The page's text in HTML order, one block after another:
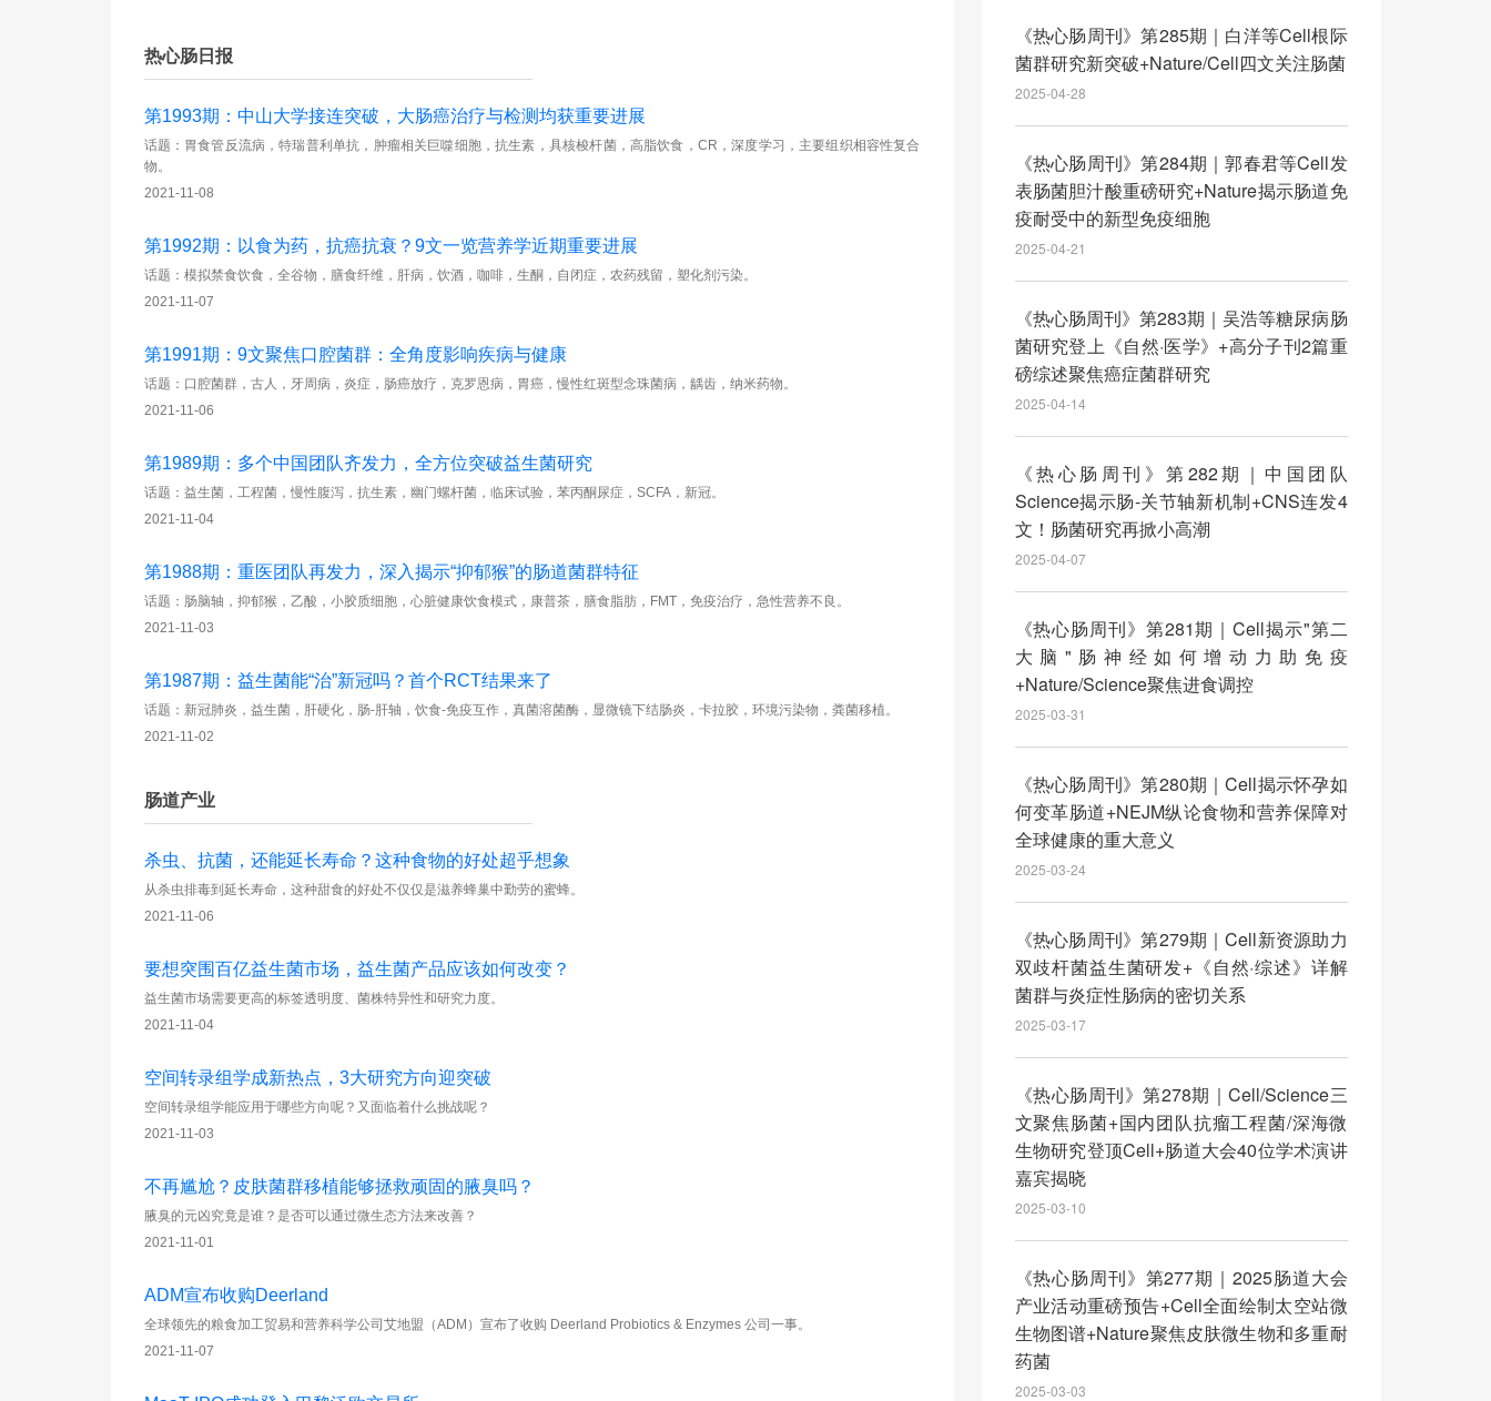
热心肠日报
第1993期：中山大学接连突破，大肠癌治疗与检测均获重要进展
话题：胃食管反流病，特瑞普利单抗，肿瘤相关巨噬细胞，抗生素，具核梭杆菌，高脂饮食，CR，深度学习，主要组织相容性复合
物。
2021-11-08
第1992期：以食为药，抗癌抗衰？9文一览营养学近期重要进展
话题：模拟禁食饮食，全谷物，膳食纤维，肝病，饮酒，咖啡，生酮，自闭症，农药残留，塑化剂污染。
2021-11-07
第1991期：9文聚焦口腔菌群：全角度影响疾病与健康
话题：口腔菌群，古人，牙周病，炎症，肠癌放疗，克罗恩病，胃癌，慢性红斑型念珠菌病，龋齿，纳米药物。
2021-11-06
第1989期：多个中国团队齐发力，全方位突破益生菌研究
话题：益生菌，工程菌，慢性腹泻，抗生素，幽门螺杆菌，临床试验，苯丙酮尿症，SCFA，新冠。
2021-11-04
第1988期：重医团队再发力，深入揭示“抑郁猴”的肠道菌群特征
话题：肠脑轴，抑郁猴，乙酸，小胶质细胞，心脏健康饮食模式，康普茶，膳食脂肪，FMT，免疫治疗，急性营养不良。
2021-11-03
第1987期：益生菌能“治”新冠吗？首个RCT结果来了
话题：新冠肺炎，益生菌，肝硬化，肠-肝轴，饮食-免疫互作，真菌溶菌酶，显微镜下结肠炎，卡拉胶，环境污染物，粪菌移植。
2021-11-02
肠道产业
杀虫、抗菌，还能延长寿命？这种食物的好处超乎想象
从杀虫排毒到延长寿命，这种甜食的好处不仅仅是滋养蜂巢中勤劳的蜜蜂。
2021-11-06
要想突围百亿益生菌市场，益生菌产品应该如何改变？
益生菌市场需要更高的标签透明度、菌株特异性和研究力度。
2021-11-04
空间转录组学成新热点，3大研究方向迎突破
空间转录组学能应用于哪些方向呢？又面临着什么挑战呢？
2021-11-03
不再尴尬？皮肤菌群移植能够拯救顽固的腋臭吗？
腋臭的元凶究竟是谁？是否可以通过微生态方法来改善？
2021-11-01
ADM宣布收购Deerland
全球领先的粮食加工贸易和营养科学公司艾地盟（ADM）宣布了收购 Deerland Probiotics & Enzymes 公司一事。​
2021-11-07
《热心肠周刊》第285期｜白洋等Cell根际
菌群研究新突破+Nature/Cell四文关注肠菌
2025-04-28
《热心肠周刊》第284期｜郭春君等Cell发
表肠菌胆汁酸重磅研究+Nature揭示肠道免
疫耐受中的新型免疫细胞
2025-04-21
《热心肠周刊》第283期｜吴浩等糖尿病肠
菌研究登上《自然·医学》+高分子刊2篇重
磅综述聚焦癌症菌群研究
2025-04-14
《热心肠周刊》第282期｜中国团队
Science揭示肠-关节轴新机制+CNS连发4
文！肠菌研究再掀小高潮
2025-04-07
《热心肠周刊》第281期｜Cell揭示"第二
大脑"肠神经如何增动力助免疫
+Nature/Science聚焦进食调控
2025-03-31
《热心肠周刊》第280期｜Cell揭示怀孕如
何变革肠道+NEJM纵论食物和营养保障对
全球健康的重大意义
2025-03-24
《热心肠周刊》第279期｜Cell新资源助力
双歧杆菌益生菌研发+《自然·综述》详解
菌群与炎症性肠病的密切关系
2025-03-17
《热心肠周刊》第278期｜Cell/Science三
文聚焦肠菌+国内团队抗瘤工程菌/深海微
生物研究登顶Cell+肠道大会40位学术演讲
嘉宾揭晓
2025-03-10
《热心肠周刊》第277期｜2025肠道大会
产业活动重磅预告+Cell全面绘制太空站微
生物图谱+Nature聚焦皮肤微生物和多重耐
药菌
2025-03-03